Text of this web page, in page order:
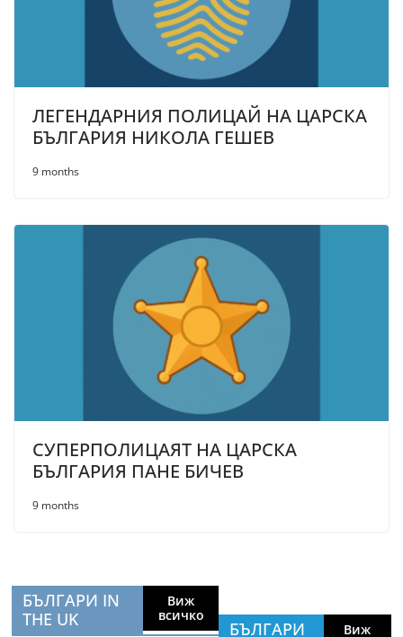
ЛЕГЕНДАРНИЯ ПОЛИЦАЙ НА ЦАРСКА
БЪЛГАРИЯ НИКОЛА ГЕШЕВ
9 months
СУПЕРПОЛИЦАЯТ НА ЦАРСКА
БЪЛГАРИЯ ПАНЕ БИЧЕВ
9 months
БЪЛГАРИ IN
THE UK
Виж
всичко
БЪЛГАРИ
Виж